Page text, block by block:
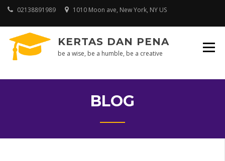
Skip
content
02138891989 1010 Moon ave, New York, NY US
KERTAS DAN PENA
be a wise, be a humble, be a creative
BLOG